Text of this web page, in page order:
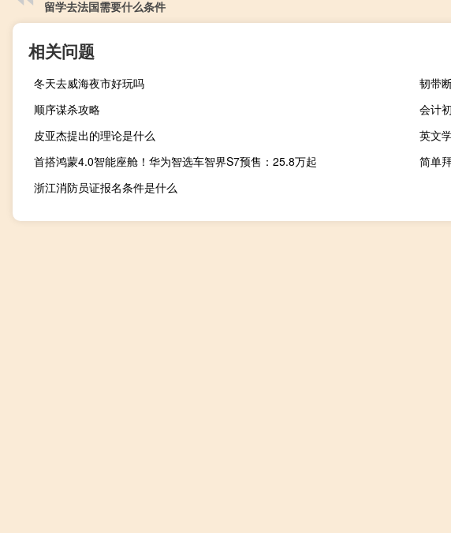
留学去法国需要什么条件
相关问题
冬天去威海夜市好玩吗
韧带
顺序谋杀攻略
会计
皮亚杰提出的理论是什么
英文
首搭鸿蒙4.0智能座舱！华为智选车智界S7预售：25.8万起
简单
浙江消防员证报名条件是什么